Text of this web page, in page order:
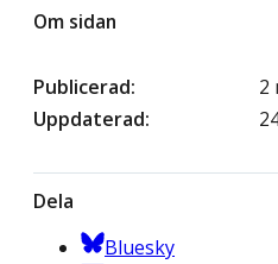
Om sidan
Publicerad
2
Uppdaterad
Dela
Bluesky